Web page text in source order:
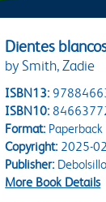
Dientes
by Smith, Zadie
ISBN13:
ISBN10:
Format:Paperback
Copyright:2025-
Publisher:Debolsillo
More Book Details